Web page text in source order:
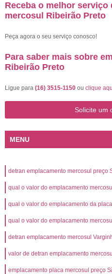
Receba o melhor serviço
mercosul Ribeirão Preto
Peça agora o seu serviço conosco!
Para saber mais sobre
Ribeirão Preto
Ligue para (16) 3515-1150 ou clique
Solicite um
MENU
detran emplacamento mercosul preço
qual o valor do emplacamento
qual o valor do emplacamento da
qual o valor do emplacamento
detran emplacamento mercosul
valor de detran emplacamento
emplacamento placa mercosul preço